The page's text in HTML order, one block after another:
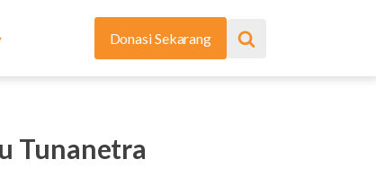
Donasi Sekarang
Tunanetra